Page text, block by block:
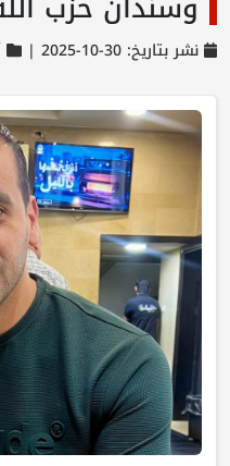
نشر بتاريخ: 30-10-2025 |